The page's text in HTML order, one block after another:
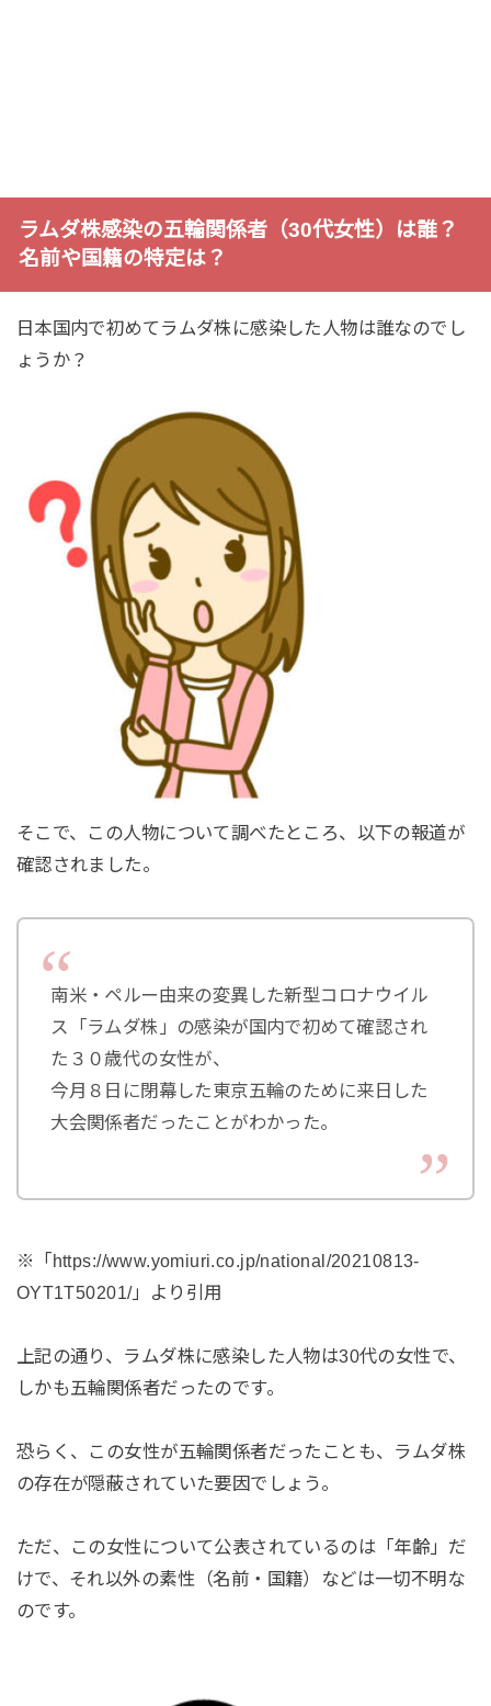
ラムダ株感染の五輪関係者（30代女性）は誰？
名前や国籍の特定は？
日本国内で初めてラムダ株に感染した人物は誰なのでし
ょうか？
そこで、この人物について調べたところ、以下の報道が
確認されました。
南米・ペルー由来の変異した新型コロナウイル
ス「ラムダ株」の感染が国内で初めて確認され
た３０歳代の女性が、
今月８日に閉幕した東京五輪のために来日した
大会関係者だったことがわかった。
※「https://www.yomiuri.co.jp/national/20210813-
OYT1T50201/」より引用
上記の通り、ラムダ株に感染した人物は30代の女性で、
しかも五輪関係者だったのです。
恐らく、この女性が五輪関係者だったことも、ラムダ株
の存在が隠蔽されていた要因でしょう。
ただ、この女性について公表されているのは「年齢」だ
けで、それ以外の素性（名前・国籍）などは一切不明な
のです。